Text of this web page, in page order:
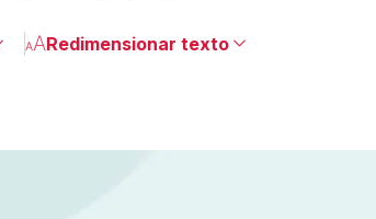
Redimensionar texto
Grande